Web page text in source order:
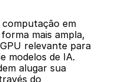
em
mais ampla,
relevante para
modelos de IA.
alugar sua
do